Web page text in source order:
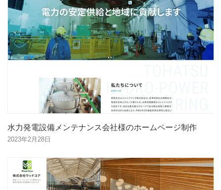
水力発電設備メンテナンス会社様のホームページ制作
2023年2月28日